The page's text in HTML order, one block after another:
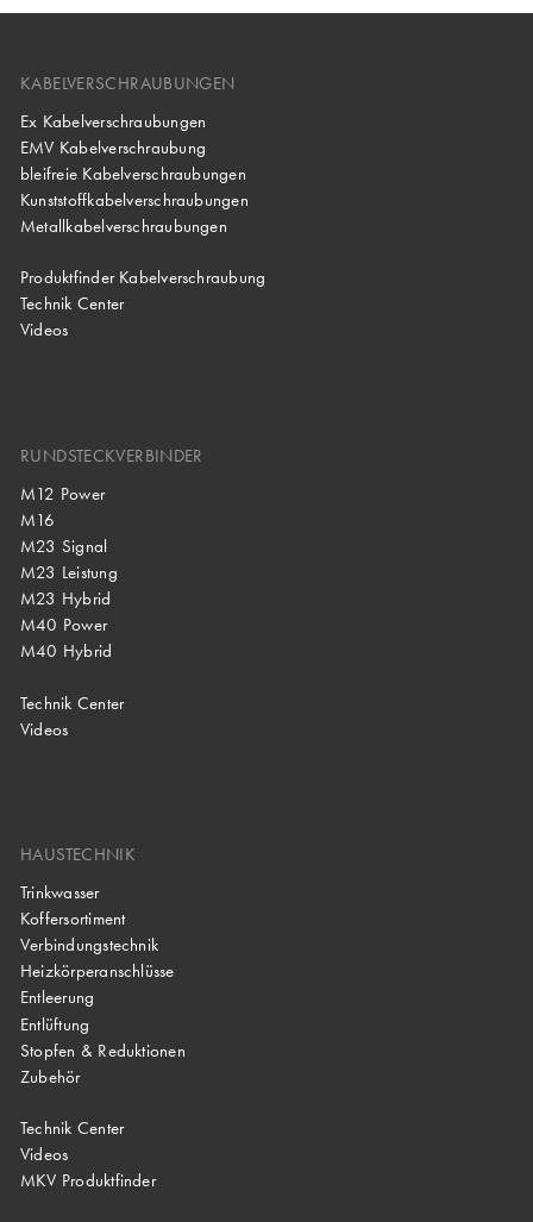
KABELVERSCHRAUBUNGEN
Ex Kabelverschraubungen
EMV Kabelverschraubung
bleifreie Kabelverschraubungen
Kunststoffkabelverschraubungen
Metallkabelverschraubungen
Produktfinder Kabelverschraubung
Technik Center
Videos
RUNDSTECKVERBINDER
M12 Power
M16
M23 Signal
M23 Leistung
M23 Hybrid
M40 Power
M40 Hybrid
Technik Center
Videos
HAUSTECHNIK
Trinkwasser
Koffersortiment
Verbindungstechnik
Heizkörperanschlüsse
Entleerung
Entlüftung
Stopfen & Reduktionen
Zubehör
Technik Center
Videos
MKV Produktfinder